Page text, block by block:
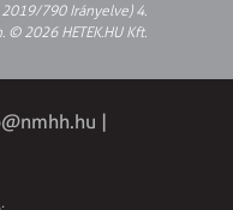
2019/790 Irányelve) 4.
© 2026 HETEK.HU Kft.